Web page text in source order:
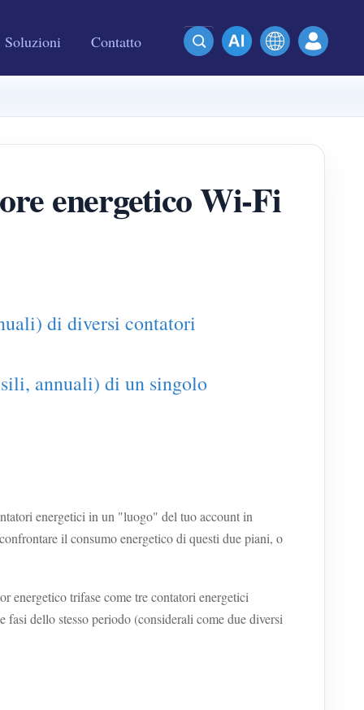
Soluzioni Contatto
energetico Wi-Fi
di diversi contatori
annuali) di un singolo
energetici in un "luogo" del tuo account in
il consumo energetico di questi due piani, o
energetico trifase come tre contatori energetici
dello stesso periodo (considerali come due diversi